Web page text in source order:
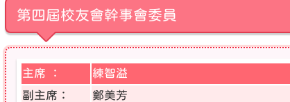
第四屆校友會幹事會委員
主席 ：
練智溢
副主席：
鄭美芳